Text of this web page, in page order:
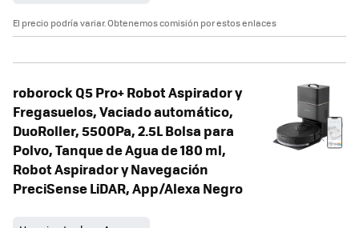
El precio podría variar. Obtenemos comisión por estos enlaces
roborock Q5 Pro+ Robot Aspirador y
Fregasuelos, Vaciado automático,
DuoRoller, 5500Pa, 2.5L Bolsa para
Polvo, Tanque de Agua de 180 ml,
Robot Aspirador y Navegación
PreciSense LiDAR, App/Alexa Negro